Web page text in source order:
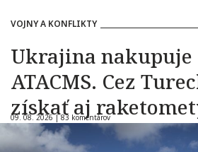
VOJNY A KONFLIKTY
Ukrajina nakupuje
ATACMS. Cez
získať aj
09. 08. 2026 |83 komentárov